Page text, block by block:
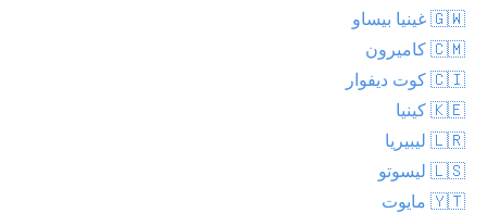
🇬🇼 غينيا بيساو
🇨🇲 كاميرون
🇨🇮 كوت ديفوار
🇰🇪 كينيا
🇱🇷 ليبيريا
🇱🇸 ليسوتو
🇾🇹 مايوت